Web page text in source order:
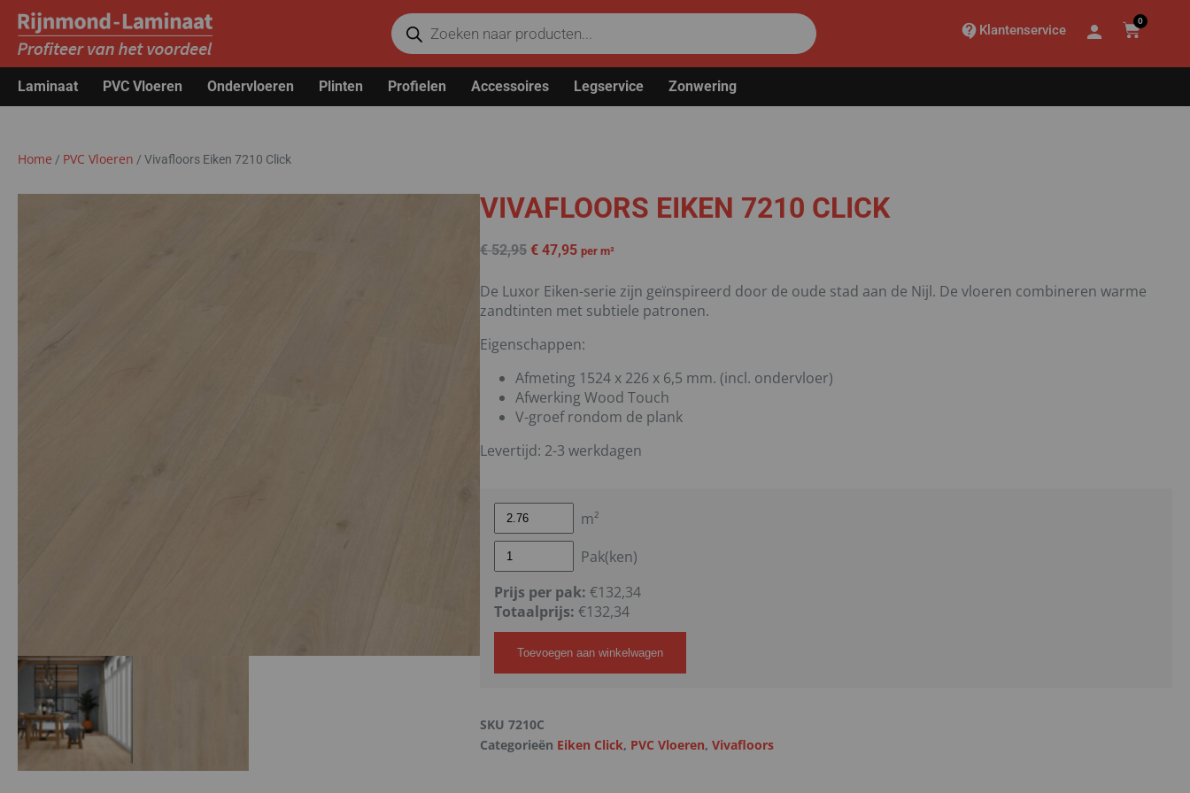
Klantenservice
0
Laminaat PVC Vloeren Ondervloeren Plinten Profielen Accessoires Legservice Zonwering
Home / PVC Vloeren / Vivafloors Eiken 7210 Click
VIVAFLOORS EIKEN 7210 CLICK
€52,95 €47,95 per m²
De Luxor Eiken-serie zijn geïnspireerd door de oude stad aan de Nijl. De vloeren combineren warme
zandtinten met subtiele patronen.
Eigenschappen:
Afmeting 1524 x 226 x 6,5 mm. (incl. ondervloer)
Afwerking Wood Touch
V-groef rondom de plank
Levertijd: 2-3 werkdagen
m²
Pak(ken)
Prijs per pak: €132,34
Totaalprijs: €132,34
Toevoegen aan winkelwagen
SKU 7210C
Categorieën Eiken Click, PVC Vloeren, Vivafloors